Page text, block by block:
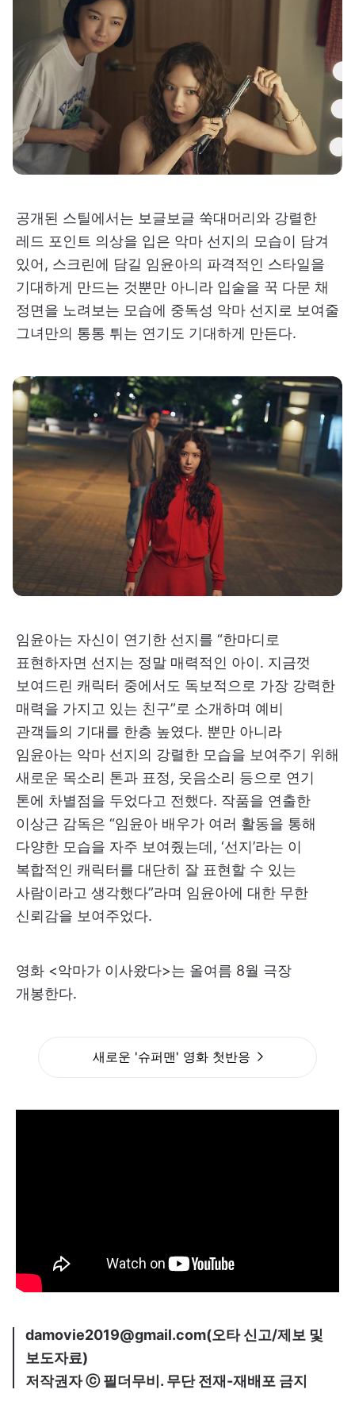
공개된 스틸에서는 보글보글 쑥대머리와 강렬한
레드 포인트 의상을 입은 악마 선지의 모습이 담겨
있어, 스크린에 담길 임윤아의 파격적인 스타일을
기대하게 만드는 것뿐만 아니라 입술을 꾹 다문 채
정면을 노려보는 모습에 중독성 악마 선지로 보여줄
그녀만의 통통 튀는 연기도 기대하게 만든다.
임윤아는 자신이 연기한 선지를 “한마디로
표현하자면 선지는 정말 매력적인 아이. 지금껏
보여드린 캐릭터 중에서도 독보적으로 가장 강력한
매력을 가지고 있는 친구”로 소개하며 예비
관객들의 기대를 한층 높였다. 뿐만 아니라
임윤아는 악마 선지의 강렬한 모습을 보여주기 위해
새로운 목소리 톤과 표정, 웃음소리 등으로 연기
톤에 차별점을 두었다고 전했다. 작품을 연출한
이상근 감독은 “임윤아 배우가 여러 활동을 통해
다양한 모습을 자주 보여줬는데, ‘선지’라는 이
복합적인 캐릭터를 대단히 잘 표현할 수 있는
사람이라고 생각했다”라며 임윤아에 대한 무한
신뢰감을 보여주었다.
영화 <악마가 이사왔다>는 올여름 8월 극장
개봉한다.
새로운 '슈퍼맨' 영화 첫반응
damovie2019@gmail.com(오타 신고/제보 및
보도자료)
저작권자 ⓒ 필더무비. 무단 전재-재배포 금지